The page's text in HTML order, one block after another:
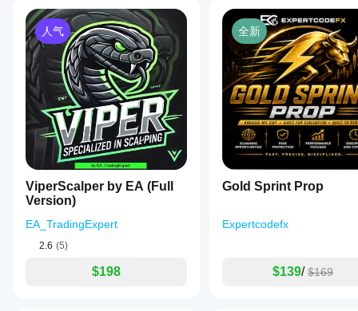
史市场数
据回测您
的
cBot。
件，
可以
显著
提高
其性
能。
数
吗?
您可以
使用默
认参数
启动
cBot，
或使用
提供的
优化文
。
cBot
在每
个账
户上
的表
现会
相同
吗?
表现
可能
因经
纪商
条
人气
ViperScalper by EA (Full
Version)
EA_TradingExpert
2.6 (5)
$198
全新
Gold Sprint Prop
Expertcodefx
$139/ $169